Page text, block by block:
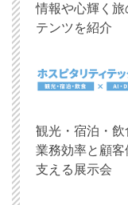
情報や心輝く旅
テンツを紹介
観光・宿泊・飲
業務効率と顧客
支える展示会